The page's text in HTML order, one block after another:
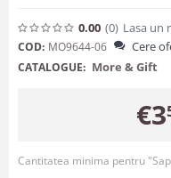
0.00 (0) Lasa un
COD: MO9644-06 Cere
CATALOGUE: More & Gift
€3
Cantitatea minima pentru